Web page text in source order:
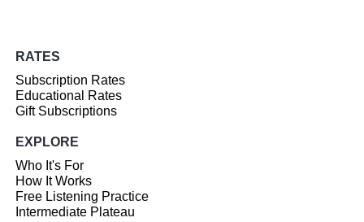
RATES
Subscription Rates
Educational Rates
Gift Subscriptions
EXPLORE
Who It's For
How It Works
Free Listening Practice
Intermediate Plateau